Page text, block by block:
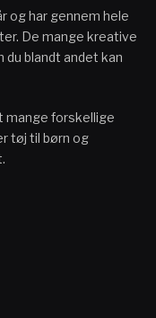
og har gennem hele
De mange kreative
blandt andet kan
mange forskellige
tøj til børn og